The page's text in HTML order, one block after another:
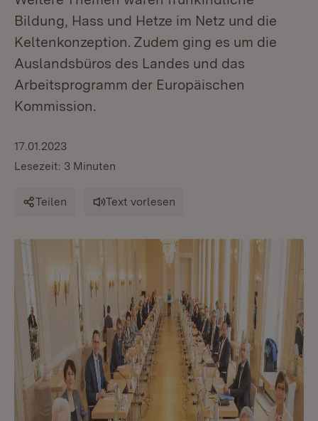
Bildung, Hass und Hetze im Netz und die
Keltenkonzeption. Zudem ging es um die
Auslandsbüros des Landes und das
Arbeitsprogramm der Europäischen
Kommission.
17.01.2023
Lesezeit: 3 Minuten
Teilen Text vorlesen